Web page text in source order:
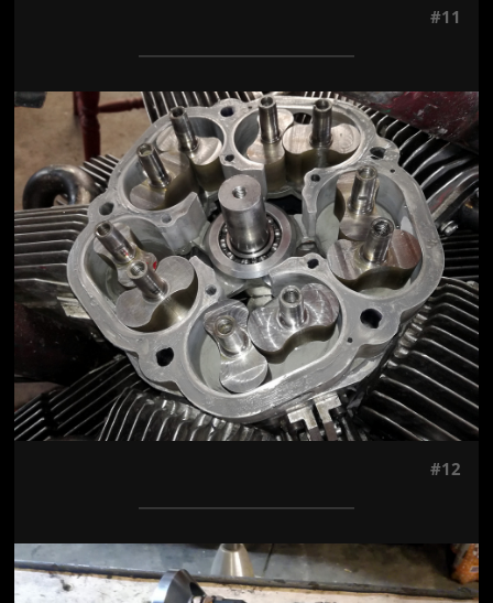
#11
Jön még kép!
#12
Jön még kép!